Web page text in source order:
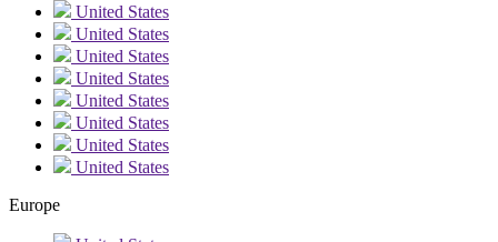
United States
United States
United States
United States
United States
United States
United States
United States
Europe